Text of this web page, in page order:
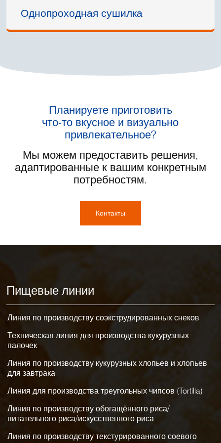
Однопроходная сушилка
Планируете приготовить
что-то вкусное и визуально
привлекательное?
Мы можем предоставить решения,
адаптированные к вашим конкретным
потребностям.
Контакты
Пищевые линии
Линия по производству соэкструдированных снеков
Техническая линия для производства кукурузных
палочек
Линия по производству кукурузных хлопьев и хлопьев
для завтрака
Линия для производства треугольных чипсов (Tortilla)
Линия по производству обогащённого риса/
питательного риса/искусственного риса
Линия по производству текстурированного соевого